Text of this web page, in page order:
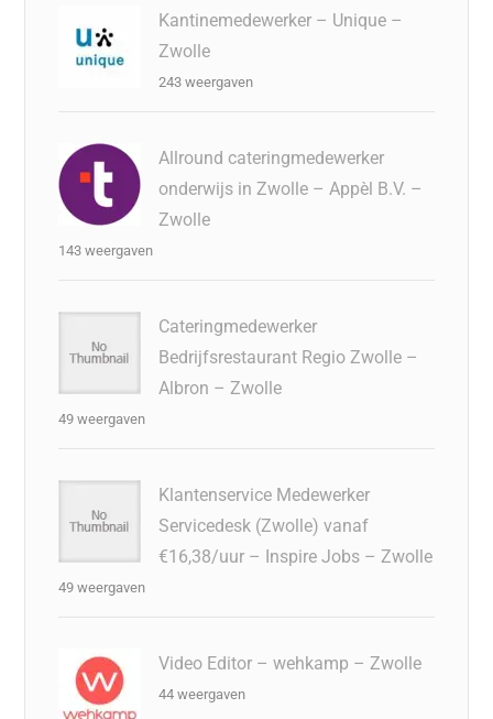
Kantinemedewerker – Unique –
Zwolle
243 weergaven
Allround cateringmedewerker
onderwijs in Zwolle – Appèl B.V. –
Zwolle
143 weergaven
Cateringmedewerker
Bedrijfsrestaurant Regio Zwolle –
Albron – Zwolle
49 weergaven
Klantenservice Medewerker
Servicedesk (Zwolle) vanaf
€16,38/uur – Inspire Jobs – Zwolle
49 weergaven
Video Editor – wehkamp – Zwolle
44 weergaven